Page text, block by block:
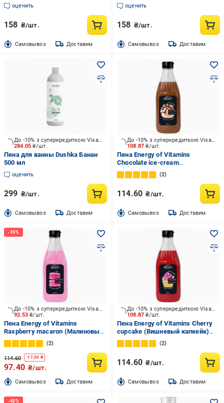
оценить
158 ₴/шт.
Cамовывоз Доставим
оценить
158 ₴/шт.
Cамовывоз Доставим
284.05₴/шт.
До -10% з суперкредиткою Visa Вигода
Пена для ванны Dushka Банан
500 мл
оценить
299 ₴/шт.
Cамовывоз Доставим
108.87₴/шт.
До -10% з суперкредиткою Visa Вигода
Пена Energy of Vitamins
Chocolate ice-cream
(Шоколадное мороженое) 800
мл
2
114.60 ₴/шт.
Cамовывоз Доставим
92.53₴/шт.
До -10% з суперкредиткою Visa Вигода
Пена Energy of Vitamins
Raspberry macaron (Малиновый
макаронс) 800 мл
2
114.60 -17.20 ₴
97.40 ₴/шт.
Cамовывоз Доставим
108.87₴/шт.
До -10% з суперкредиткою Visa Вигода
Пена Energy of Vitamins Cherry
cupcake (Вишневый капкейк)
800 мл
2
114.60 ₴/шт.
Cамовывоз Доставим